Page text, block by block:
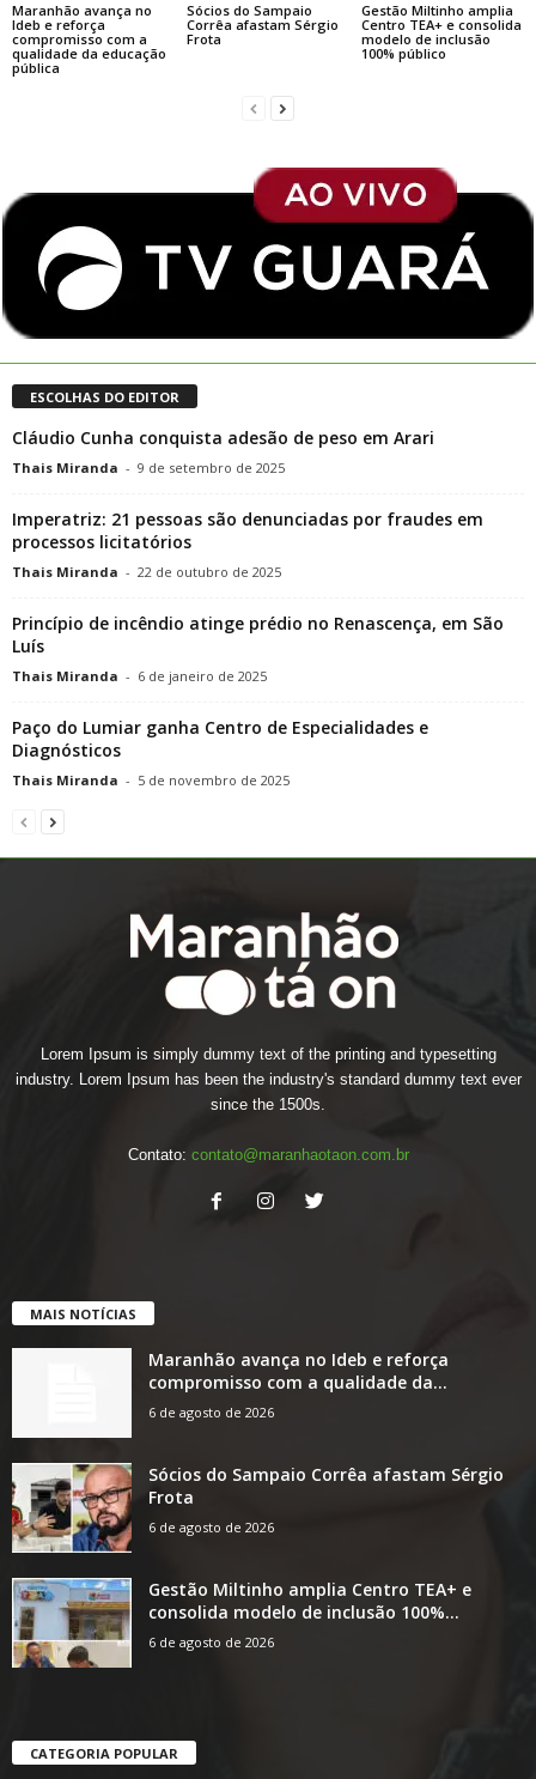
Maranhão avança no
Ideb e reforça
compromisso com a
qualidade da educação
pública
Sócios do Sampaio
Corrêa afastam Sérgio
Frota
Gestão Miltinho amplia
Centro TEA+ e consolida
modelo de inclusão
100% público
ESCOLHAS DO EDITOR
Cláudio Cunha conquista adesão de peso em Arari
Thais Miranda - 9 de setembro de 2025
Imperatriz: 21 pessoas são denunciadas por fraudes em
processos licitatórios
Thais Miranda - 22 de outubro de 2025
Princípio de incêndio atinge prédio no Renascença, em São
Luís
Thais Miranda - 6 de janeiro de 2025
Paço do Lumiar ganha Centro de Especialidades e
Diagnósticos
Thais Miranda - 5 de novembro de 2025
Lorem Ipsum is simply dummy text of the printing and typesetting
industry. Lorem Ipsum has been the industry's standard dummy text ever
since the 1500s.
Contato: contato@maranhaotaon.com.br
MAIS NOTÍCIAS
Maranhão avança no Ideb e reforça
compromisso com a qualidade da...
6 de agosto de 2026
Sócios do Sampaio Corrêa afastam Sérgio
Frota
6 de agosto de 2026
Gestão Miltinho amplia Centro TEA+ e
consolida modelo de inclusão 100%...
6 de agosto de 2026
CATEGORIA POPULAR